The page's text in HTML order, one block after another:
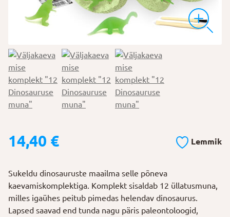
14,40 € Lemmik
Sukeldu dinosauruste maailma selle põneva
kaevamiskomplektiga. Komplekt sisaldab 12 üllatusmuna,
milles igaühes peitub pimedas helendav dinosaurus.
Lapsed saavad end tunda nagu päris paleontoloogid,